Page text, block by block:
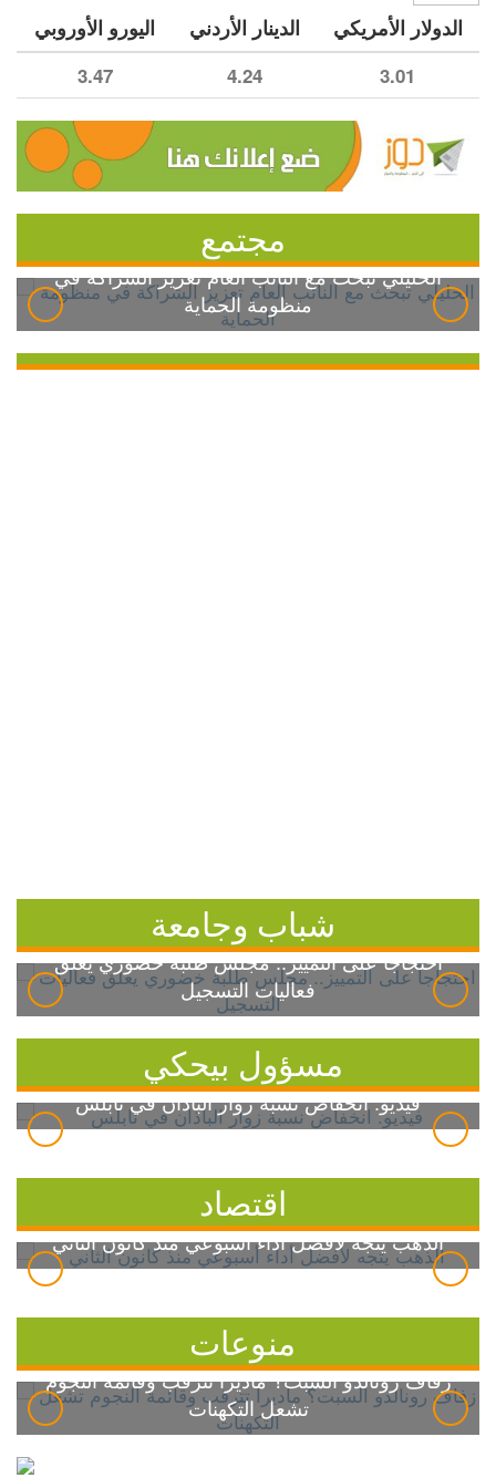
الدولار الأمريكي الدينار الأردني اليورو الأوروبي
3.01
4.24
3.47
مجتمع
الخليلي تبحث مع النائب العام تعزيز الشراكة في
منظومة الحماية
شباب وجامعة
احتجاجاً على التمييز.. مجلس طلبة خضوري يعلق
فعاليات التسجيل
مسؤول بيحكي
فيديو: انخفاض نسبة زوار الباذان في نابلس
اقتصاد
الذهب يتجه لأفضل أداء أسبوعي منذ كانون الثاني
منوعات
زفاف رونالدو السبت؟ ماديرا تترقب وقائمة النجوم
تشعل التكهنات